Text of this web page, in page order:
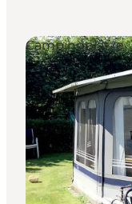
Essen
Unterkünfte
Nützliches
Campingplätze